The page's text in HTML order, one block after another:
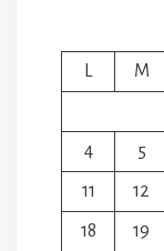
L
M
4
5
11
12
18
19